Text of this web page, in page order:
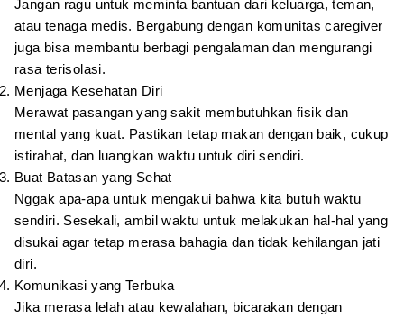
Jangan ragu untuk meminta bantuan dari keluarga, teman,
atau tenaga medis. Bergabung dengan komunitas caregiver
juga bisa membantu berbagi pengalaman dan mengurangi
rasa terisolasi.
Menjaga Kesehatan Diri
Merawat pasangan yang sakit membutuhkan fisik dan
mental yang kuat. Pastikan tetap makan dengan baik, cukup
istirahat, dan luangkan waktu untuk diri sendiri.
Buat Batasan yang Sehat
Nggak apa-apa untuk mengakui bahwa kita butuh waktu
sendiri. Sesekali, ambil waktu untuk melakukan hal-hal yang
disukai agar tetap merasa bahagia dan tidak kehilangan jati
diri.
Komunikasi yang Terbuka
Jika merasa lelah atau kewalahan, bicarakan dengan